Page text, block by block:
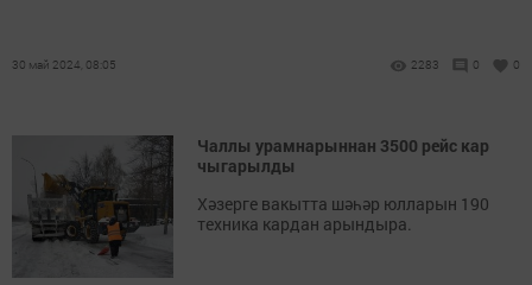
30 май 2024, 08:05 2283 0 0
Чаллы урамнарыннан 3500 рейс кар
чыгарылды
Хәзерге вакытта шәһәр юлларын 190
техника кардан арындыра.